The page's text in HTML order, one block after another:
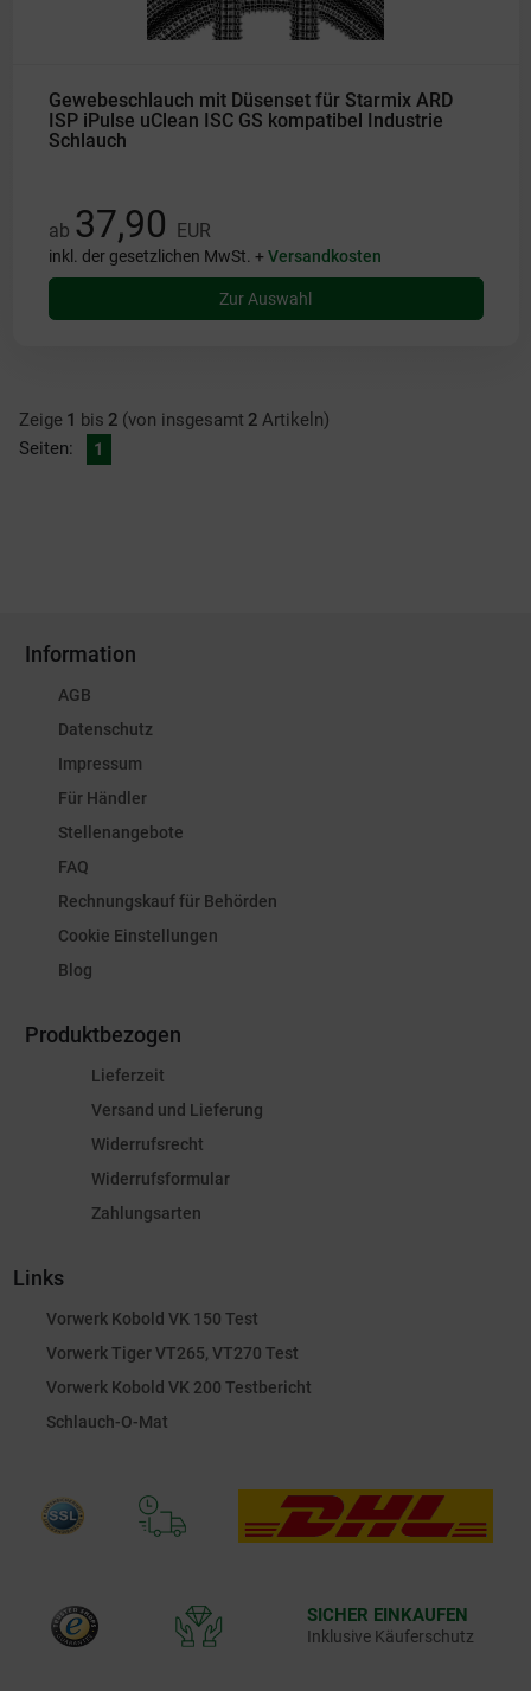
Gewebeschlauch mit Düsenset für Starmix ARD
ISP iPulse uClean ISC GS kompatibel Industrie
Schlauch
ab 37,90 EUR
inkl. der gesetzlichen MwSt. +Versandkosten
Zur Auswahl
Zeige 1 bis 2 (von insgesamt 2 Artikeln)
Seiten:
1
Information
AGB
Datenschutz
Impressum
Für Händler
Stellenangebote
FAQ
Rechnungskauf für Behörden
Cookie Einstellungen
Blog
Produktbezogen
Lieferzeit
Versand und Lieferung
Widerrufsrecht
Widerrufsformular
Zahlungsarten
Links
Vorwerk Kobold VK 150 Test
Vorwerk Tiger VT265, VT270 Test
Vorwerk Kobold VK 200 Testbericht
Schlauch-O-Mat
SICHER EINKAUFEN
Inklusive Käuferschutz